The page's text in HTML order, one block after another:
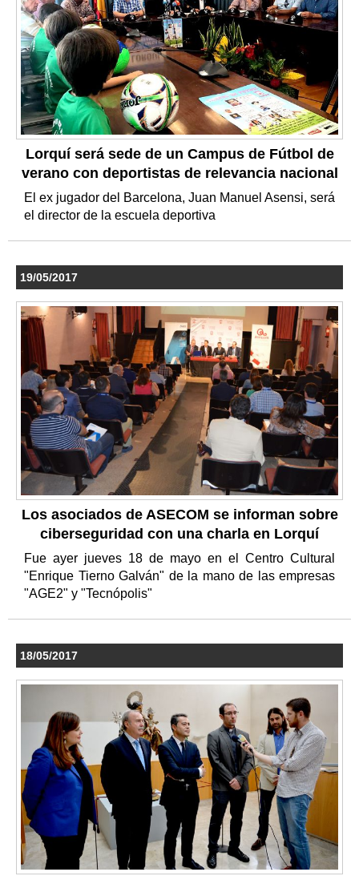
Lorquí será sede de un Campus de Fútbol de
verano con deportistas de relevancia nacional
El ex jugador del Barcelona, Juan Manuel Asensi, será
el director de la escuela deportiva
19/05/2017
Los asociados de ASECOM se informan sobre
ciberseguridad con una charla en Lorquí
Fue ayer jueves 18 de mayo en el Centro Cultural
"Enrique Tierno Galván" de la mano de las empresas
"AGE2" y "Tecnópolis"
18/05/2017